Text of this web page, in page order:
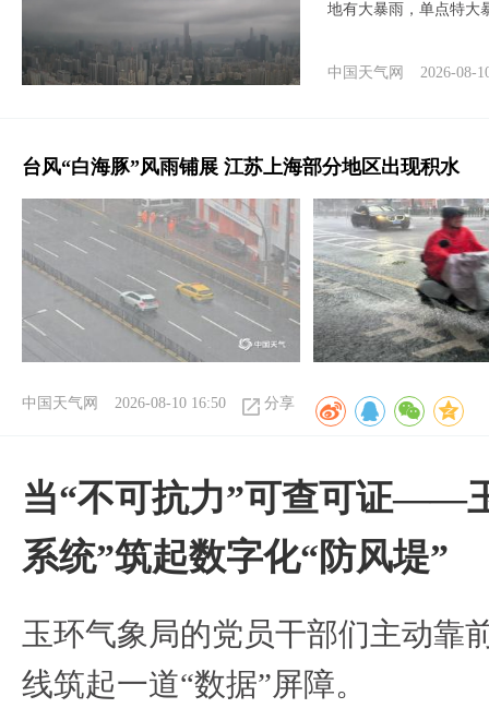
地有大暴雨，单点特大
中国天气网 2026-08-
台风“白海豚”风雨铺展 江苏上海部分地区出现积水
中国天气网 2026-08-10 16:50 分享
当“不可抗力”可查可证——
系统”筑起数字化“防风堤”
玉环气象局的党员干部们主动靠
线筑起一道“数据”屏障。